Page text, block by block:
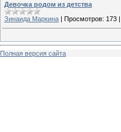
Девочка родом из детства
Зинаида Маркина
Просмотров: 173
Полная версия сайта